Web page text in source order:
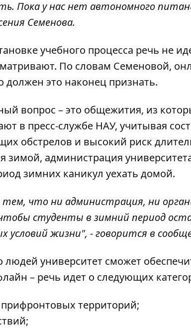
Пока у нас нет автономного
Семенова.
учебного процесса речь не
По словам Семеновой,
должен это наконец признать.
вопрос – это общежития, из
в пресс-службе НАУ, учитывая
обстрелов и высокий риск
зимой, администрация
зимних каникул уехать домой.
тем, что ни администрация, ни
студенты в зимний период
условий жизни", - говорится в
людей университет сможет
– речь идет о следующих
территорий;